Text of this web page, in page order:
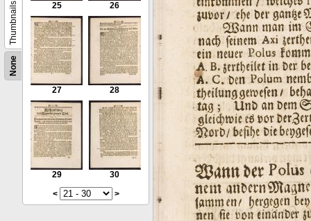
None
Thumbnails 25 26
27 28
29
30
<
>